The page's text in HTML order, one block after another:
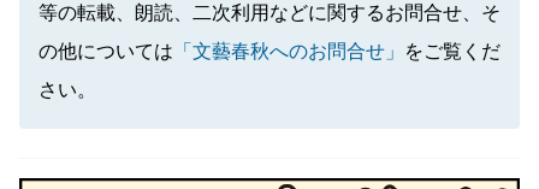
等の転載、朗読、二次利用などに関するお問合せ、そ
の他については 「文藝春秋へのお問合せ」
をご覧くだ
さい。